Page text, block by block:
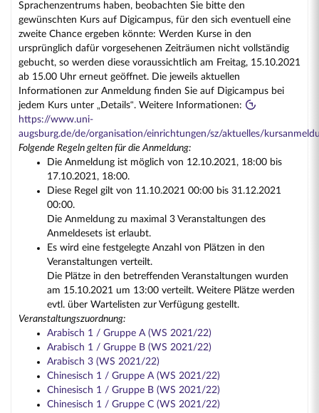
Sprachenzentrums haben, beobachten Sie bitte den
gewünschten Kurs auf Digicampus, für den sich eventuell eine
zweite Chance ergeben könnte: Werden Kurse in den
ursprünglich dafür vorgesehenen Zeiträumen nicht vollständig
gebucht, so werden diese voraussichtlich am Freitag, 15.10.2021
ab 15.00 Uhr erneut geöffnet. Die jeweils aktuellen
Informationen zur Anmeldung finden Sie auf Digicampus bei
jedem Kurs unter „Details“. Weitere Informationen:
https://www.uni-
augsburg.de/de/organisation/einrichtungen/sz/aktuelles/
Folgende Regeln gelten für die Anmeldung:
Die Anmeldung ist möglich von 12.10.2021, 18:00 bis
17.10.2021, 18:00.
Diese Regel gilt von 11.10.2021 00:00 bis 31.12.2021
00:00.
Die Anmeldung zu maximal 3 Veranstaltungen des
Anmeldesets ist erlaubt.
Es wird eine festgelegte Anzahl von Plätzen in den
Veranstaltungen verteilt.
Die Plätze in den betreffenden Veranstaltungen wurden
am 15.10.2021 um 13:00 verteilt. Weitere Plätze werden
evtl. über Wartelisten zur Verfügung gestellt.
Veranstaltungszuordnung:
Arabisch 1 / Gruppe A (WS 2021/22)
Arabisch 1 / Gruppe B (WS 2021/22)
Arabisch 3 (WS 2021/22)
Chinesisch 1 / Gruppe A (WS 2021/22)
Chinesisch 1 / Gruppe B (WS 2021/22)
Chinesisch 1 / Gruppe C (WS 2021/22)